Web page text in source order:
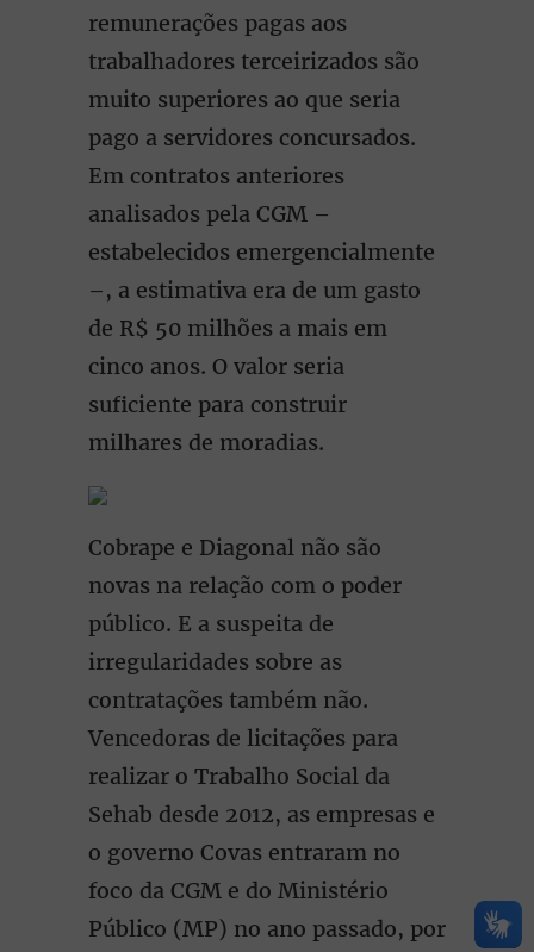
remunerações pagas aos
trabalhadores terceirizados são
muito superiores ao que seria
pago a servidores concursados.
Em contratos anteriores
analisados pela CGM –
estabelecidos emergencialmente
–, a estimativa era de um gasto
de R$ 50 milhões a mais em
cinco anos. O valor seria
suficiente para construir
milhares de moradias.
Cobrape e Diagonal não são
novas na relação com o poder
público. E a suspeita de
irregularidades sobre as
contratações também não.
Vencedoras de licitações para
realizar o Trabalho Social da
Sehab desde 2012, as empresas e
o governo Covas entraram no
foco da CGM e do Ministério
Público (MP) no ano passado, por